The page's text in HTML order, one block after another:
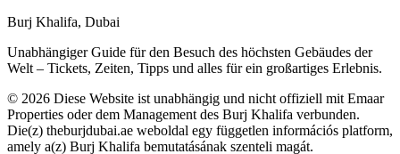
Burj Khalifa, Dubai
Unabhängiger Guide für den Besuch des höchsten Gebäudes der
Welt – Tickets, Zeiten, Tipps und alles für ein großartiges Erlebnis.
© 2026 Diese Website ist unabhängig und nicht offiziell mit Emaar
Properties oder dem Management des Burj Khalifa verbunden.
Die(z) theburjdubai.ae weboldal egy független információs platform,
amely a(z) Burj Khalifa bemutatásának szenteli magát.